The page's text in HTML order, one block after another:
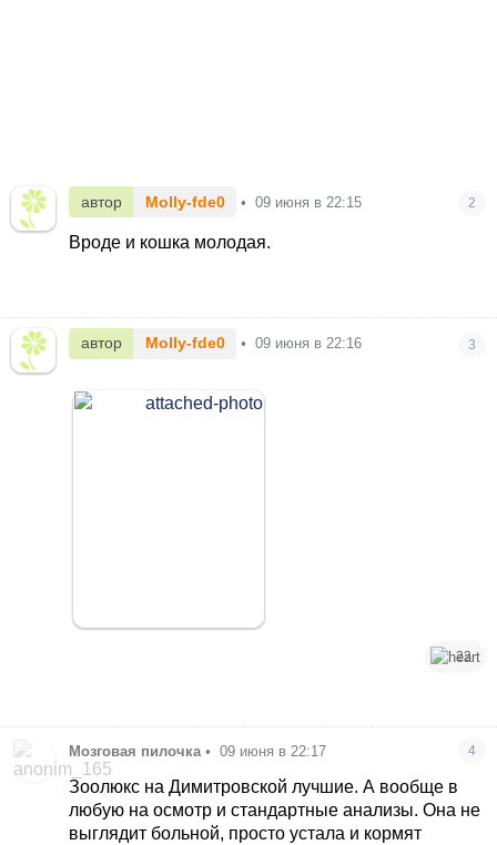
автор Molly-fde0 • 09 июня в 22:15 2
Вроде и кошка молодая.
автор Molly-fde0 • 09 июня в 22:16 3
22
Мозговая пилочка • 09 июня в 22:17 4
Зоолюкс на Димитровской лучшие. А вообще в
любую на осмотр и стандартные анализы. Она не
выглядит больной, просто устала и кормят